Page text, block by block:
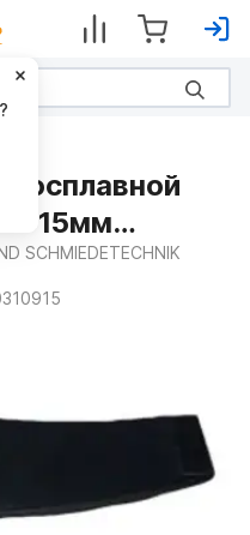
SCHMIEDETECHNIK
?